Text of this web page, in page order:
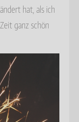
hat, als ich
ganz schön